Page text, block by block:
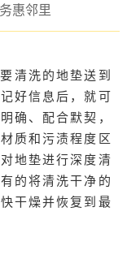
清洗的地垫送到
好信息后，就可
确、配合默契，
质和污渍程度区
地垫进行深度清
的将清洗干净的
干燥并恢复到最